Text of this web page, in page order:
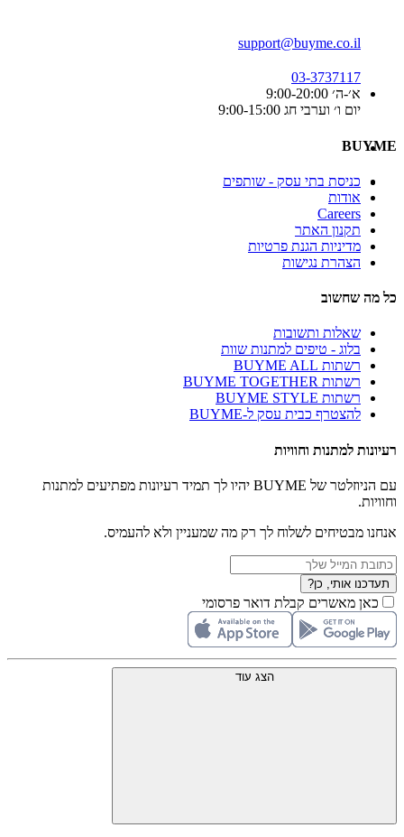
support@buyme.co.il
03-3737117
א׳-ה׳ 9:00-20:00
יום ו׳ וערבי חג 9:00-15:00
BUYME
כניסת בתי עסק - שותפים
אודות
Careers
תקנון האתר
מדיניות הגנת פרטיות
הצהרת נגישות
כל מה שחשוב
שאלות ותשובות
בלוג - טיפים למתנות שוות
רשתות BUYME ALL
רשתות BUYME TOGETHER
רשתות BUYME STYLE
להצטרף כבית עסק ל-BUYME
רעיונות למתנות וחוויות
עם הניוזלטר של BUYME יהיו לך תמיד רעיונות מפתיעים למתנות
וחוויות.
אנחנו מבטיחים לשלוח לך רק מה שמעניין ולא להעמיס.
תעדכנו אותי, כן?
כאן מאשרים קבלת דואר פרסומי
הצג עוד